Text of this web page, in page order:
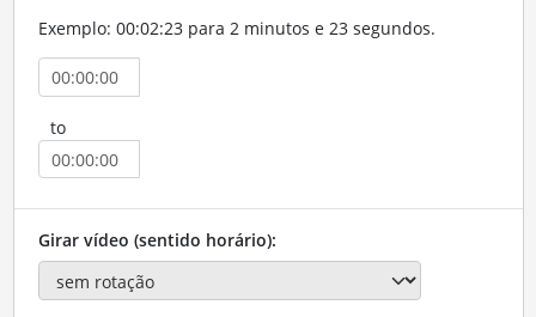
Exemplo: 00:02:23 para 2 minutos e 23 segundos.
to
Girar vídeo (sentido horário):